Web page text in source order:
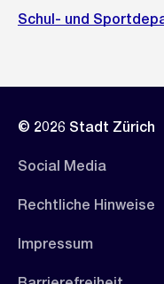
Schul- und
© 2026 Stadt Zürich
Social Media
Rechtliche Hinweise
Impressum